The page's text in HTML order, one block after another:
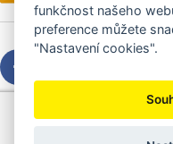
Copyright © 2026 Sedláček
Created byOLC Webdesign
funkčnost našeho
preference můžete
"Nastavení cookies".